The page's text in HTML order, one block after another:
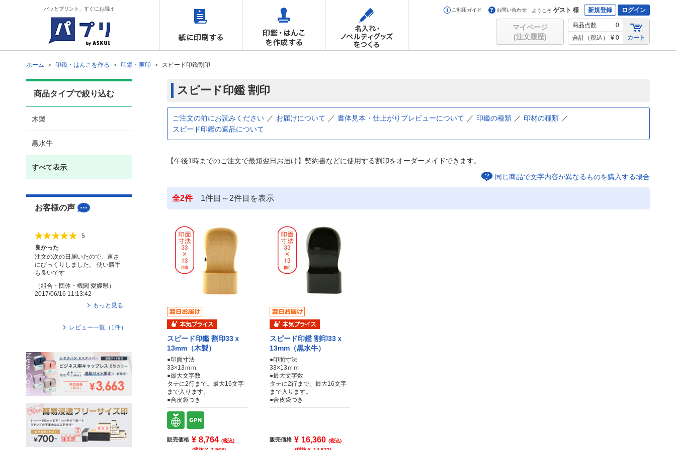
パッとプリント、すぐにお届け ご利用ガイド お問い合わせ ようこそ ゲスト 様 新規登録 ログイン
マイページ
(注文履歴)
商品点数
0
合計（税込）
¥ 0 カート
ホーム 印鑑・はんこを作る 印鑑・実印 スピード印鑑割印
商品タイプで絞り込む
木製
黒水牛
すべて表示
お客様の声
5
良かった
注文の次の日届いたので、速さ
にびっくりしました。 使い勝手
も良いです
（組合・団体・機関 愛媛県 ）
2017/06/16 11:13:42
もっと見る
レビュー一覧（ 1 件）
スピード印鑑 割印
ご注文の前にお読みください お届けについて 書体見本・仕上がりプレビューについて 印鑑の種類
印材の種類
スピード印鑑の返品について
【午後1時までのご注文で最短翌日お届け】契約書などに使用する割印をオーダーメイドできます。
同じ商品で文字内容が異なるものを購入する場合
全2件 1件目～ 2件目を表示
スピード印鑑 割印33ｘ
13mm（木製）
●印面寸法
33×13ｍｍ
●最大文字数
タテに2行まで。最大16文字
まで入ります。
●合皮袋つき
販売価格 ¥ 8,764 (税込)
スピード印鑑 割印33ｘ
13mm（黒水牛）
●印面寸法
33×13ｍｍ
●最大文字数
タテに2行まで。最大16文字
まで入ります。
●合皮袋つき
販売価格 ¥ 16,360 (税込)